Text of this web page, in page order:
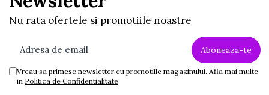
Nu rata ofertele si promotiile noastre
Vreau sa primesc newsletter cu promotiile magazinului. Afla mai multe
in Politica de Confidentialitate